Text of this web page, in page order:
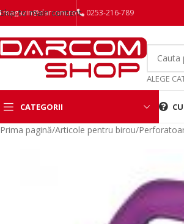
Skip to main content
magazin@darcom.ro 0253-216-789
ALEGE
CATEGORII
Prima pagină/Articole pentru birou/